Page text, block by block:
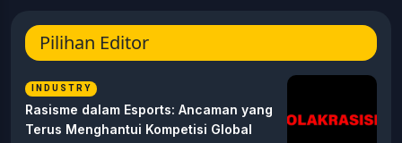
Pilihan Editor
INDUSTRY
Rasisme dalam Esports: Ancaman yang
Terus Menghantui Kompetisi Global